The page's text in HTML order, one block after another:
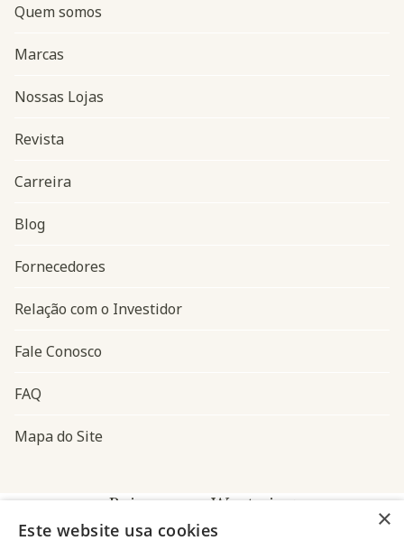
Navegação do rodapé
Quem somos
Marcas
Nossas Lojas
Revista
Carreira
Blog
Fornecedores
Relação com o Investidor
Fale Conosco
FAQ
Mapa do Site
Baixe o app Westwing
×
Este website usa cookies